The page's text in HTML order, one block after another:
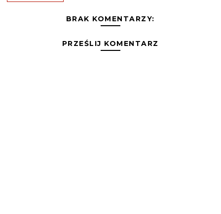
BRAK KOMENTARZY:
PRZEŚLIJ KOMENTARZ